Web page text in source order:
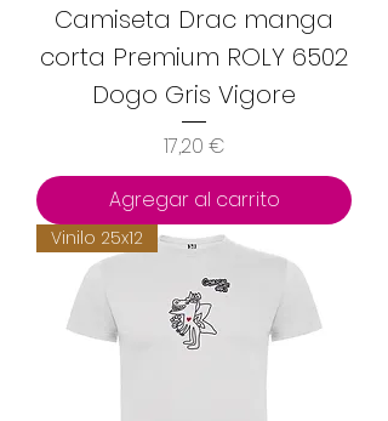
Camiseta Drac manga
corta Premium ROLY 6502
Dogo Gris Vigore
Precio
17,20 €
Agregar al carrito
Vinilo 25x12